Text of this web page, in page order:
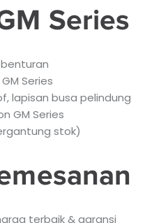
Series
Series
lapisan busa pelindung
GM Series
stok)
terbaik & garansi